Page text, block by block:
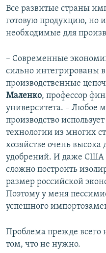
Все развитые страны
готовую продукцию, но
необходимые для
– Современные
сильно интегрированы
производственные
Маленко, профессор
университета. – Любое
производство
технологии из многих
хозяйстве очень
удобрений. И даже США
сложно построить
размер российской
Поэтому у меня
успешного
Проблема прежде всего
том, что не нужно.